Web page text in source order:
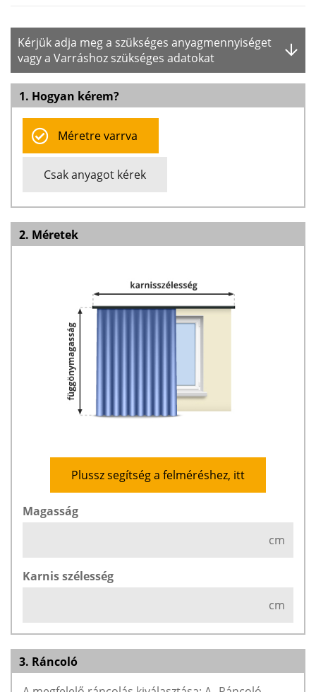
Kérjük adja meg a szükséges anyagmennyiséget
vagy a Varráshoz szükséges adatokat
1. Hogyan kérem?
Méretre varrva
Csak anyagot kérek
2. Méretek
Plussz segítség a felméréshez, itt
Magasság
cm
Karnis szélesség
cm
3. Ráncoló